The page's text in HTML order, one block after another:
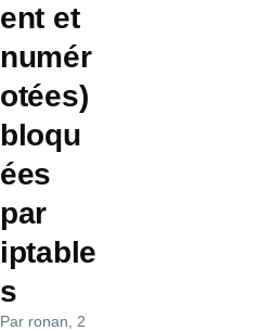
ent et
numér
otées)
bloqu
ées
par
iptable
s
Par ronan , 2